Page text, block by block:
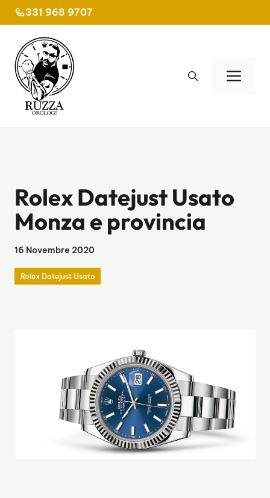
al
contenuto
331 968 9707
Rolex Datejust Usato
Monza e provincia
16 Novembre 2020
Rolex Datejust Usato